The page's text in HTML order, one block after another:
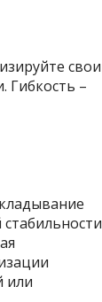
свои
Гибкость –
или